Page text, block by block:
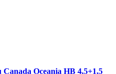
Canada Oceania HB 4,5+1,5